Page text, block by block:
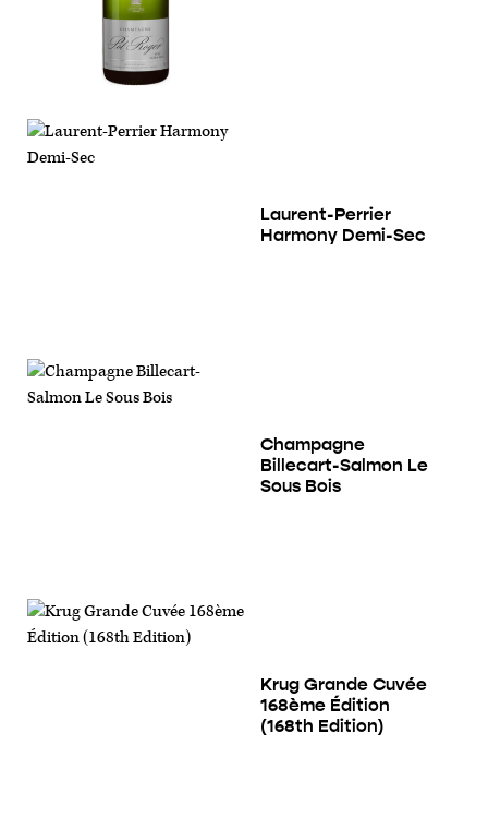
Laurent-Perrier
Harmony Demi-Sec
Champagne
Billecart-Salmon Le
Sous Bois
Krug Grande Cuvée
168ème Édition
(168th Edition)